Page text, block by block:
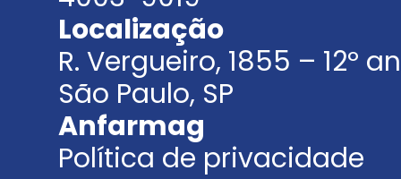
Localização
R. Vergueiro, 1855 – 12º
São Paulo, SP
Anfarmag
Política de privacidade